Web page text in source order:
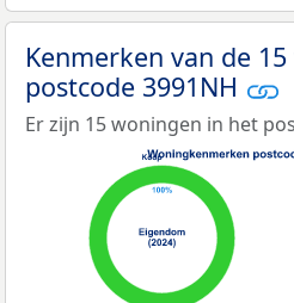
Kenmerken van de
postcode 3991NH
Er zijn 15 woningen in het